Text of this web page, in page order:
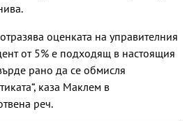
оценката на управителния
от 5% е подходящ в настоящия
рано да се обмисля
каза Маклем в
реч.